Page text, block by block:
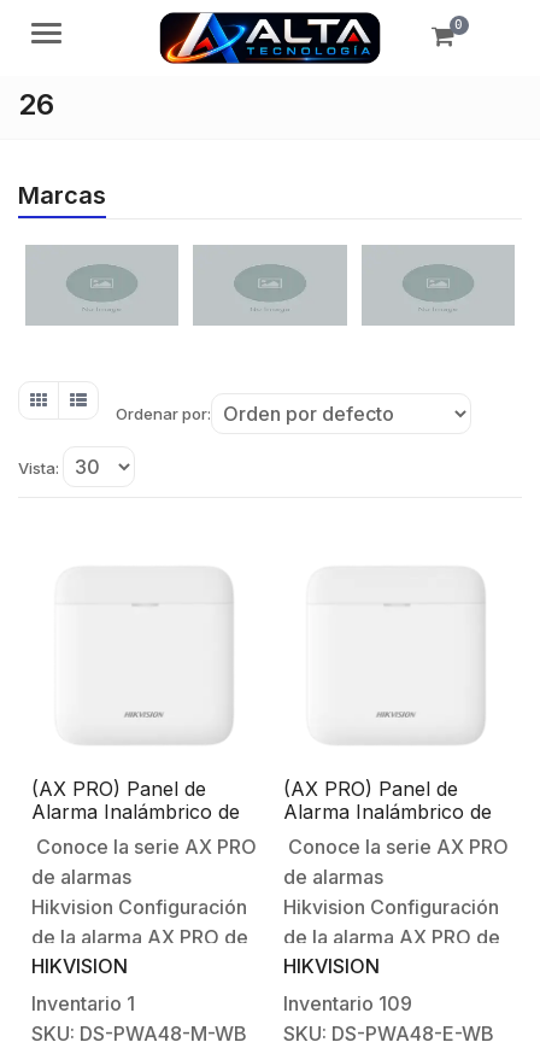
Menú 0
26
Marcas
Ordenar por:
Vista:
(AX PRO) Panel de
Alarma Inalámbrico de
Hikvision / Soporta 48
Zonas / GSM 3G/4G,
Wi-Fi y Ethernet /
Incluye Bateria de
respaldo/Compatible
con los Accesorios AX
PRO.
Conoce la serie AX PRO
de alarmas
Hikvision Configuración
de la alarma AX PRO de
HikvisionBienvenido al
futuro con AX PRO
HikvisionSistema
HIKVISION
Inventario 1
SKU: DS-PWA48-M-WB
(AX PRO) Panel de
Alarma Inalámbrico de
Hikvision / Soporta 48
Zonas / Wi-Fi y Ethernet
/ Incluye Bateria de
respaldo/Compatible
con los Accesorios AX
PRO.
Conoce la serie AX PRO
de alarmas
Hikvision Configuración
de la alarma AX PRO de
HikvisionBienvenido al
futuro con AX PRO
HikvisionSistema
HIKVISION
Inventario 109
SKU: DS-PWA48-E-WB